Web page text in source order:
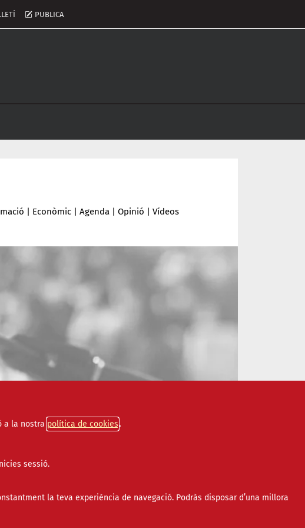
a la nostra política de cookies
sessió.
la teva experiència de navegació. Podràs disposar d’una millora
PUBLICA
menu
| Econòmic | Agenda | Opinió | Vídeos